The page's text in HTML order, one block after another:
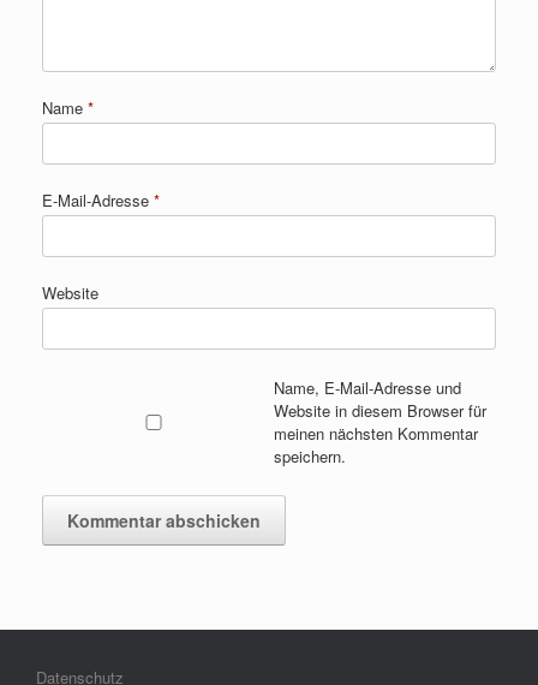
Name *
E-Mail-Adresse *
Website
Name, E-Mail-Adresse und
Website in diesem Browser für
meinen nächsten Kommentar
speichern.
Datenschutz